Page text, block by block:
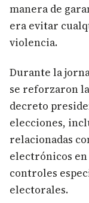
manera de
era evitar
violencia.
Durante la
se reforzaron
decreto
elecciones,
relacionadas
electrónicos en
controles
electorales.